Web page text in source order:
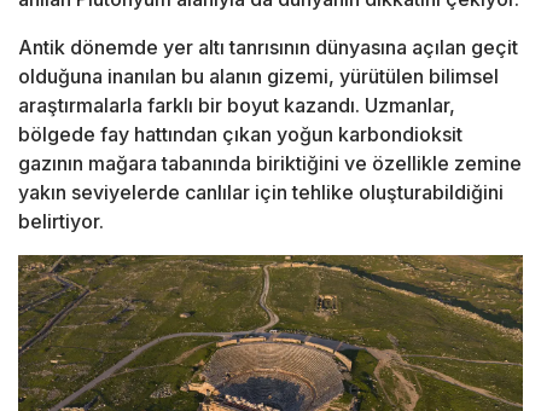
Antik dönemde yer altı tanrısının dünyasına açılan geçit
olduğuna inanılan bu alanın gizemi, yürütülen bilimsel
araştırmalarla farklı bir boyut kazandı. Uzmanlar,
bölgede fay hattından çıkan yoğun karbondioksit
gazının mağara tabanında biriktiğini ve özellikle zemine
yakın seviyelerde canlılar için tehlike oluşturabildiğini
belirtiyor.